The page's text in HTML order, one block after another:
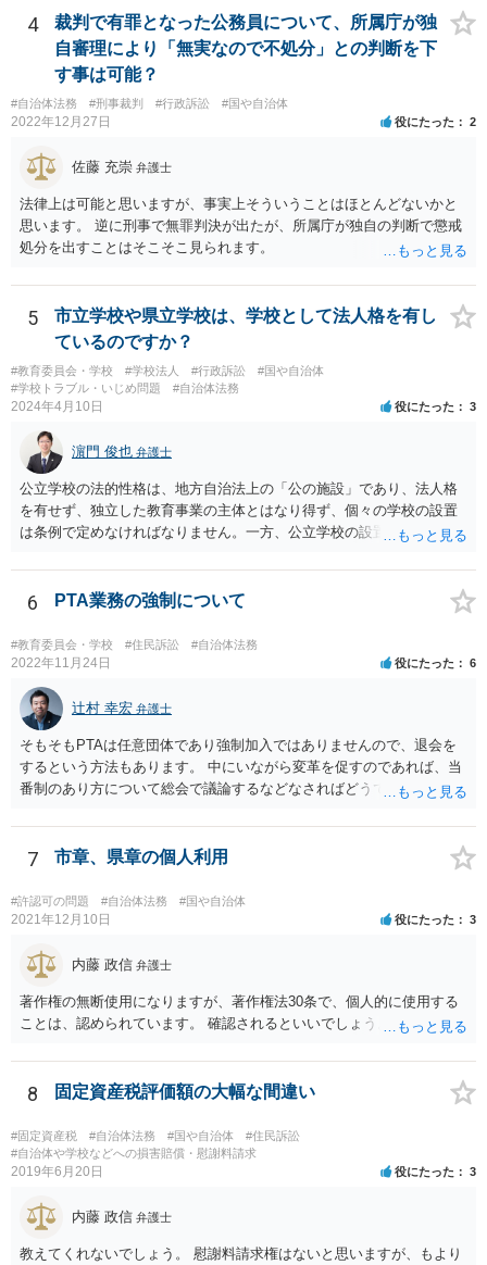
4
裁判で有罪となった公務員について、所属庁が独
自審理により「無実なので不処分」との判断を下
す事は可能？
#自治体法務 #刑事裁判 #行政訴訟 #国や自治体
2022年12月27日 役にたった 2
佐藤 充崇 弁護士
法律上は可能と思いますが、事実上そういうことはほとんどないかと
思います。 逆に刑事で無罪判決が出たが、所属庁が独自の判断で懲戒
処分を出すことはそこそこ見られます。
5
市立学校や県立学校は、学校として法人格を有し
ているのですか？
#教育委員会・学校 #学校法人 #行政訴訟
#国や自治体
#学校トラブル・いじめ問題
#自治体法務
2024年4月10日 役にたった 3
濵門 俊也 弁護士
公立学校の法的性格は、地方自治法上の「公の施設」であり、法人格
を有せず、独立した教育事業の主体とはなり得ず、個々の学校の設置
は条例で定めなければなりません。一方、公立学校の設置者である地
利義務の主体となる法人格を有し、教育事業の主体となっています。
ちなみに、公立学校は教育行政組織上の取扱いとしては「教育機関」
であり、校舎・校地等は地方自治法上「行政財産」とされています。
6 PTA業務の強制について
#教育委員会・学校 #住民訴訟 #自治体法務
2022年11月24日 役にたった 6
辻村 幸宏 弁護士
そもそもPTAは任意団体であり強制加入ではありませんので、退会を
するという方法もあります。 中にいながら変革を促すのであれば、当
番制のあり方について総会で議論するなどなさればどうでしょうか。
7 市章、県章の個人利用
#許認可の問題 #自治体法務 #国や自治体
2021年12月10日 役にたった 3
内藤 政信 弁護士
著作権の無断使用になりますが、著作権法30条で、個人的に使用する
ことは、認められています。 確認されるといいでしょう。
8 固定資産税評価額の大幅な間違い
#固定資産税 #自治体法務 #国や自治体
#住民訴訟
#自治体や学校などへの損害賠償・慰謝料請求
2019年6月20日 役にたった 3
内藤 政信 弁護士
教えてくれないでしょう。 慰謝料請求権はないと思いますが、もより